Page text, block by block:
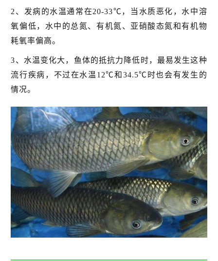
2、发病的水温通常在20-33℃，当水质恶化，水中溶
氧偏低，水中的总氮、有机氮、亚硝酸态氮和有机物
耗氧率偏高。
3、水温变化大，鱼体的抵抗力降低时，最易发生这种
流行疾病，不过在水温12℃和34.5℃时也会有发生的
情况。